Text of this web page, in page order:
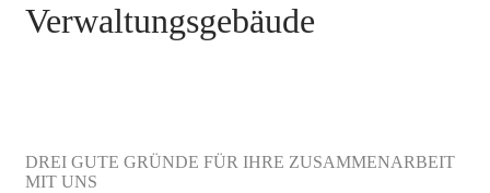
Verwaltungsgebäude
DREI GUTE GRÜNDE FÜR IHRE ZUSAMMENARBEIT
MIT UNS